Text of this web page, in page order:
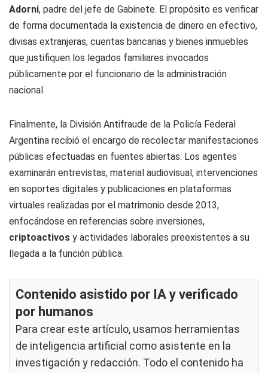
Adorni, padre del jefe de Gabinete. El propósito es verificar
de forma documentada la existencia de dinero en efectivo,
divisas extranjeras, cuentas bancarias y bienes inmuebles
que justifiquen los legados familiares invocados
públicamente por el funcionario de la administración
nacional.
Finalmente, la División Antifraude de la Policía Federal
Argentina recibió el encargo de recolectar manifestaciones
públicas efectuadas en fuentes abiertas. Los agentes
examinarán entrevistas, material audiovisual, intervenciones
en soportes digitales y publicaciones en plataformas
virtuales realizadas por el matrimonio desde 2013,
enfocándose en referencias sobre inversiones,
criptoactivos y actividades laborales preexistentes a su
llegada a la función pública.
Contenido asistido por IA y verificado
por humanos
Para crear este artículo, usamos herramientas
de inteligencia artificial como asistente en la
investigación y redacción. Todo el contenido ha